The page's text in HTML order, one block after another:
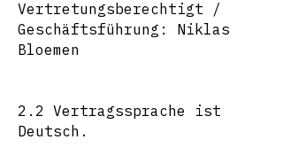
Vertretungsberechtigt /
Geschäftsführung: Niklas
Bloemen
2.2 Vertragssprache ist
Deutsch.